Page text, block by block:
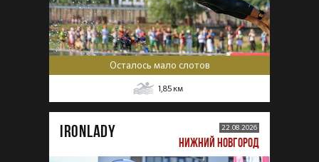
Осталось мало слотов
1,85 км
IRONLADY 22.08.2026
НИЖНИЙ НОВГОРОД